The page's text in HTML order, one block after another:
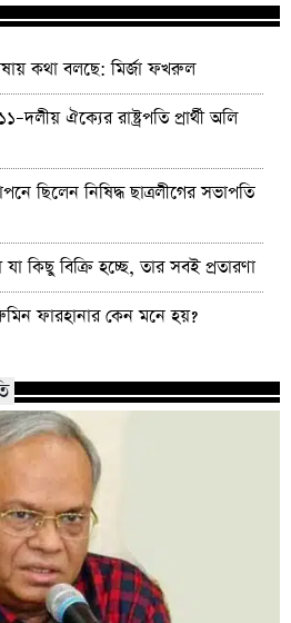
কথা বলছে: মির্জা ফখরুল
ঐক্যের রাষ্ট্রপতি প্রার্থী অলি
ছিলেন নিষিদ্ধ ছাত্রলীগের সভাপতি
কিছু বিক্রি হচ্ছে, তার সবই প্রতারণা
ফারহানার কেন মনে হয়?